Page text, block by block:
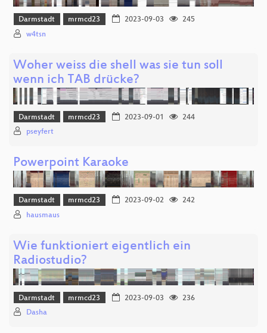
Darmstadt mrmcd23 2023-09-03
245
w4tsn
Woher weiss die shell was sie tun soll
wenn ich TAB drücke?
Darmstadt mrmcd23 2023-09-01
244
pseyfert
Powerpoint Karaoke
Darmstadt mrmcd23 2023-09-02
242
hausmaus
Wie funktioniert eigentlich ein
Radiostudio?
Darmstadt mrmcd23 2023-09-03
236
Dasha